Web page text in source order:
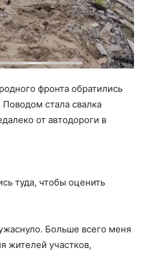
фронта обратились
стала свалка
от автодороги в
туда, чтобы оценить
Больше всего меня
жителей участков,